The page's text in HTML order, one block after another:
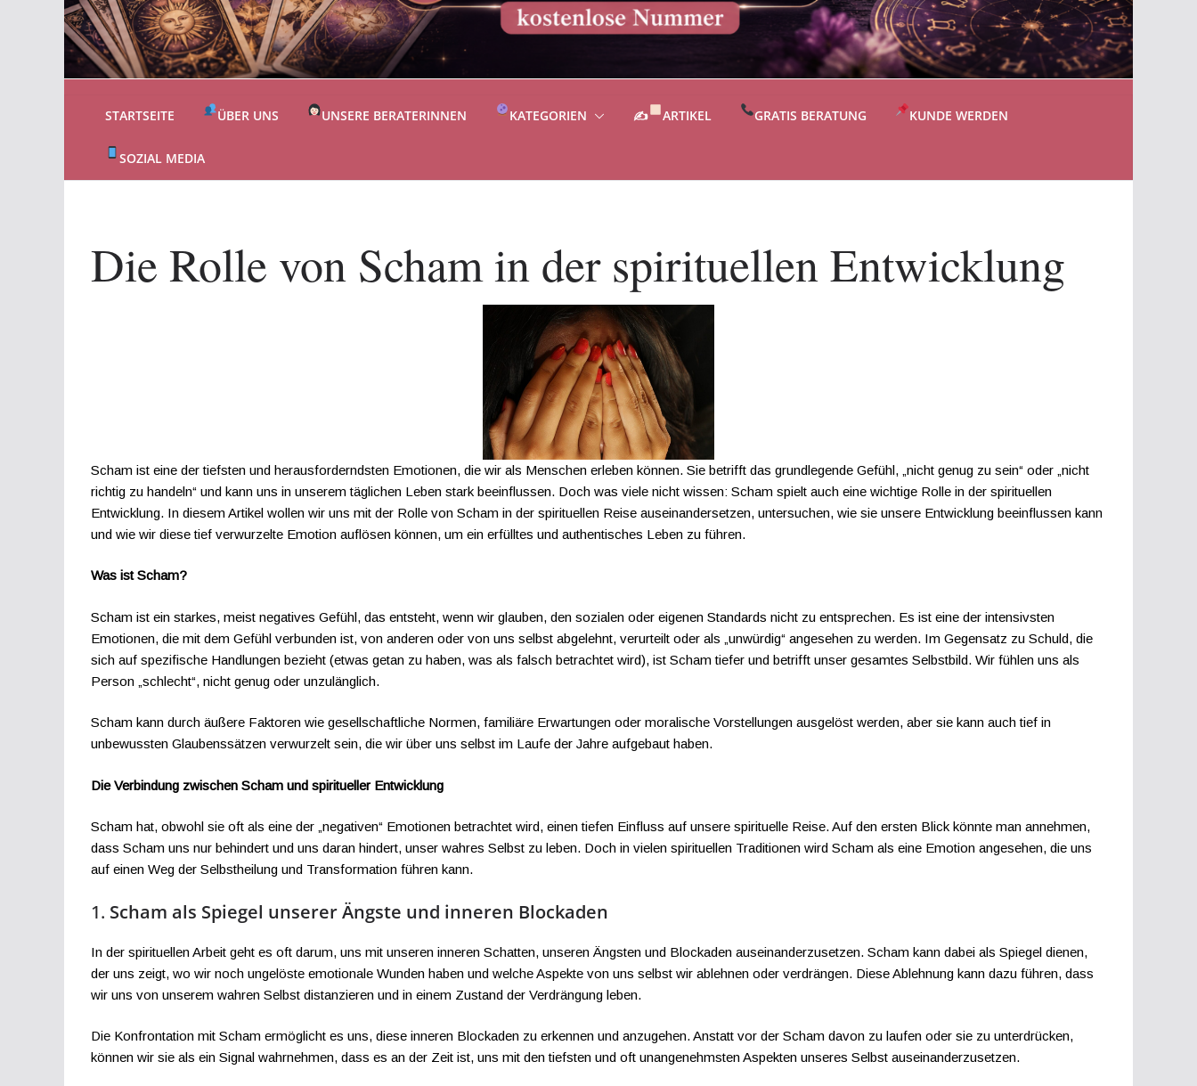
STARTSEITE ÜBER UNS UNSERE BERATERINNEN KATEGORIEN ✍ ARTIKEL GRATIS BERATUNG KUNDE WERDEN
SOZIAL MEDIA
Die Rolle von Scham in der spirituellen Entwicklung
Scham ist eine der tiefsten und herausforderndsten Emotionen, die wir als Menschen erleben können. Sie betrifft das grundlegende Gefühl, „nicht genug zu sein“ oder „nicht
richtig zu handeln“ und kann uns in unserem täglichen Leben stark beeinflussen. Doch was viele nicht wissen: Scham spielt auch eine wichtige Rolle in der spirituellen
Entwicklung. In diesem Artikel wollen wir uns mit der Rolle von Scham in der spirituellen Reise auseinandersetzen, untersuchen, wie sie unsere Entwicklung beeinflussen kann
und wie wir diese tief verwurzelte Emotion auflösen können, um ein erfülltes und authentisches Leben zu führen.
Was ist Scham?
Scham ist ein starkes, meist negatives Gefühl, das entsteht, wenn wir glauben, den sozialen oder eigenen Standards nicht zu entsprechen. Es ist eine der intensivsten
Emotionen, die mit dem Gefühl verbunden ist, von anderen oder von uns selbst abgelehnt, verurteilt oder als „unwürdig“ angesehen zu werden. Im Gegensatz zu Schuld, die
sich auf spezifische Handlungen bezieht (etwas getan zu haben, was als falsch betrachtet wird), ist Scham tiefer und betrifft unser gesamtes Selbstbild. Wir fühlen uns als
Person „schlecht“, nicht genug oder unzulänglich.
Scham kann durch äußere Faktoren wie gesellschaftliche Normen, familiäre Erwartungen oder moralische Vorstellungen ausgelöst werden, aber sie kann auch tief in
unbewussten Glaubenssätzen verwurzelt sein, die wir über uns selbst im Laufe der Jahre aufgebaut haben.
Die Verbindung zwischen Scham und spiritueller Entwicklung
Scham hat, obwohl sie oft als eine der „negativen“ Emotionen betrachtet wird, einen tiefen Einfluss auf unsere spirituelle Reise. Auf den ersten Blick könnte man annehmen,
dass Scham uns nur behindert und uns daran hindert, unser wahres Selbst zu leben. Doch in vielen spirituellen Traditionen wird Scham als eine Emotion angesehen, die uns
auf einen Weg der Selbstheilung und Transformation führen kann.
1. Scham als Spiegel unserer Ängste und inneren Blockaden
In der spirituellen Arbeit geht es oft darum, uns mit unseren inneren Schatten, unseren Ängsten und Blockaden auseinanderzusetzen. Scham kann dabei als Spiegel dienen,
der uns zeigt, wo wir noch ungelöste emotionale Wunden haben und welche Aspekte von uns selbst wir ablehnen oder verdrängen. Diese Ablehnung kann dazu führen, dass
wir uns von unserem wahren Selbst distanzieren und in einem Zustand der Verdrängung leben.
Die Konfrontation mit Scham ermöglicht es uns, diese inneren Blockaden zu erkennen und anzugehen. Anstatt vor der Scham davon zu laufen oder sie zu unterdrücken,
können wir sie als ein Signal wahrnehmen, dass es an der Zeit ist, uns mit den tiefsten und oft unangenehmsten Aspekten unseres Selbst auseinanderzusetzen.